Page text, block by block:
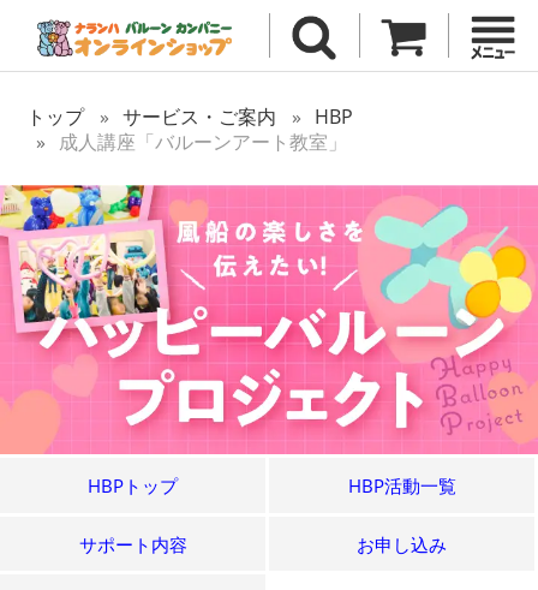
トップ サービス・ご案内
HBP
成人講座「バルーンアート教室」
HBPトップ HBP活動一覧
サポート内容 お申し込み